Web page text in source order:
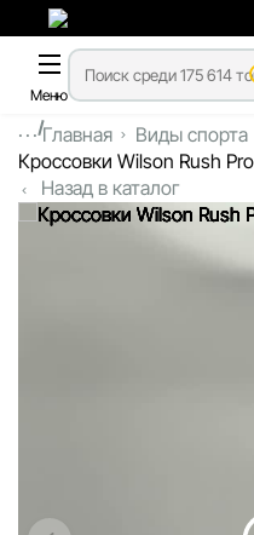
Меню
...Главная Виды спорта
Кроссовки Wilson Rush
Назад в каталог